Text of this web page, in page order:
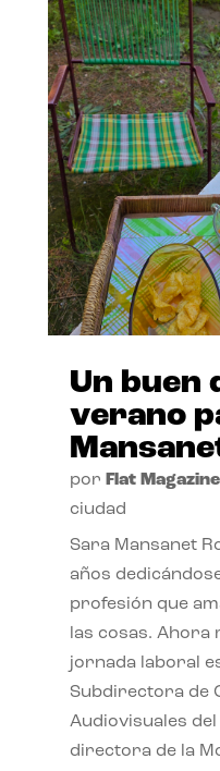
Un buen
verano
por Flat Magazine
ciudad
Sara Mansanet
años
profesión que
las cosas. Ahora
jornada laboral
Subdirectora de
Audiovisuales del
directora de la